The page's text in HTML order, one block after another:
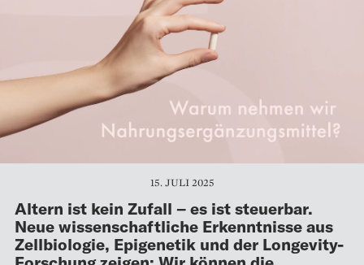
15. JULI 2025
Altern ist kein Zufall – es ist steuerbar.
Neue wissenschaftliche Erkenntnisse aus
Zellbiologie, Epigenetik und der Longevity-